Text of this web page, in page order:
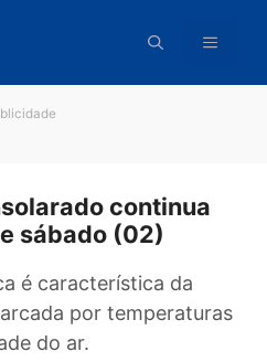
continua
é característica da
marcada por